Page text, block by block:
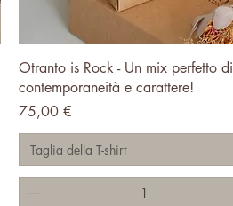
Vista rapida
Otranto is Rock - Un mix perfetto di
contemporaneità e carattere!
Prezzo
75,00 €
Taglia della T-shirt